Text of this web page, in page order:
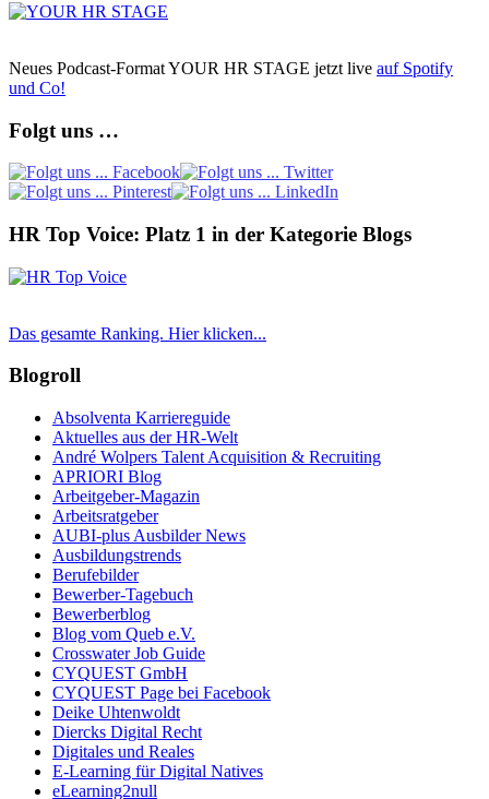
Neues Podcast-Format YOUR HR STAGE jetzt live auf Spotify
und Co!
Folgt uns …
HR Top Voice: Platz 1 in der Kategorie Blogs
Das gesamte Ranking. Hier klicken...
Blogroll
Absolventa Karriereguide
Aktuelles aus der HR-Welt
André Wolpers Talent Acquisition & Recruiting
APRIORI Blog
Arbeitgeber-Magazin
Arbeitsratgeber
AUBI-plus Ausbilder News
Ausbildungstrends
Berufebilder
Bewerber-Tagebuch
Bewerberblog
Blog vom Queb e.V.
Crosswater Job Guide
CYQUEST GmbH
CYQUEST Page bei Facebook
Deike Uhtenwoldt
Diercks Digital Recht
Digitales und Reales
E-Learning für Digital Natives
eLearning2null